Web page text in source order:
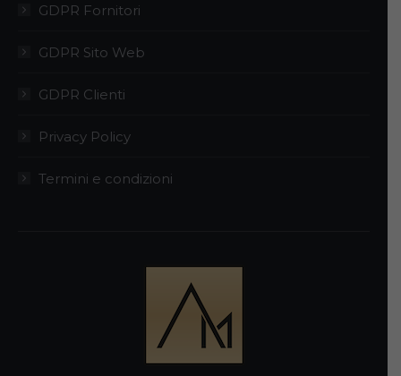
GDPR Fornitori
GDPR Sito Web
GDPR Clienti
Privacy Policy
Termini e condizioni